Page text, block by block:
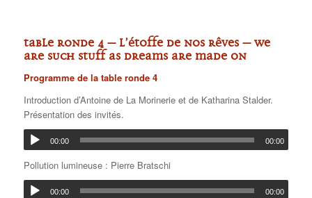
TABLE RONDE 4 – L’étoffe de nos rêves – We
are such stuff as dreams are made on
Programme de la table ronde 4
Introduction d’Antoine de La Morinerie et de Katharina Stalder.
Présentation des invités.
00:00 00:00
Pollution lumineuse : Pierre Bratschi
00:00 00:00